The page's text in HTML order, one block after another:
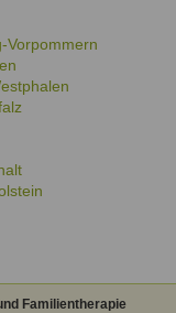
Vorpommern
Familientherapie